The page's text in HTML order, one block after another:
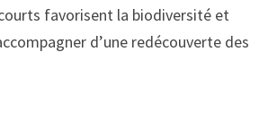
favorisent la biodiversité et
d’une redécouverte des